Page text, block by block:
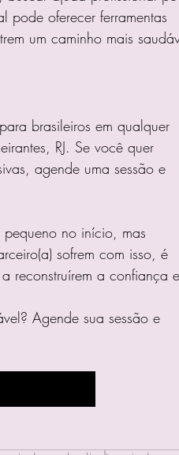
pode oferecer ferramentas
um caminho mais
brasileiros em qualquer
RJ. Se você quer
agende uma sessão e
no início, mas
sofrem com isso, é
reconstruírem a confiança e
Agende sua sessão e